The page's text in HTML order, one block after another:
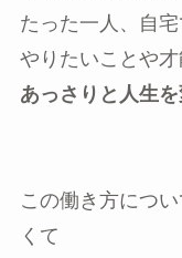
たった一人、自
やりたいことや
あっさりと人生
この働き方につ
くて